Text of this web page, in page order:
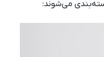
می‌شوند: